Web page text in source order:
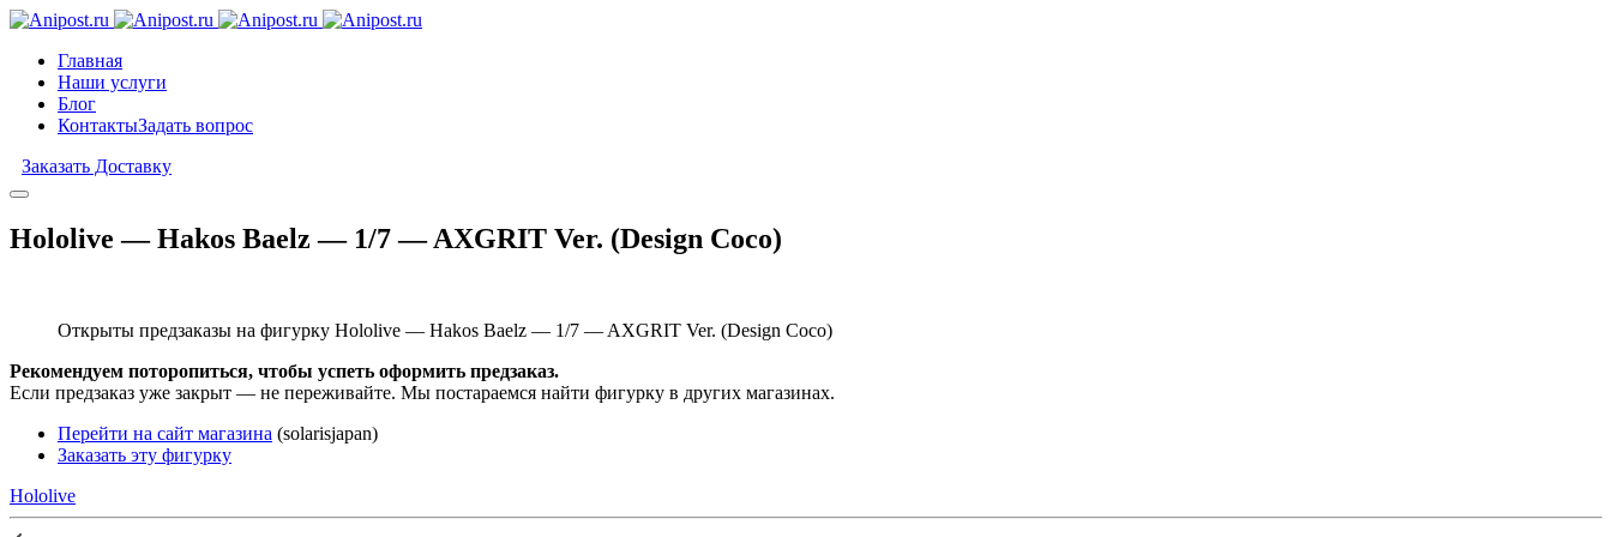
Главная
Наши услуги
Блог
КонтактыЗадать вопрос
Заказать Доставку
Hololive — Hakos Baelz — 1/7 — AXGRIT Ver. (Design Coco)
Открыты предзаказы на фигурку Hololive — Hakos Baelz — 1/7 — AXGRIT Ver. (Design Coco)
Рекомендуем поторопиться, чтобы успеть оформить предзаказ.
Если предзаказ уже закрыт — не переживайте. Мы постараемся найти фигурку в других магазинах.
Перейти на сайт магазина (solarisjapan)
Заказать эту фигурку
Hololive